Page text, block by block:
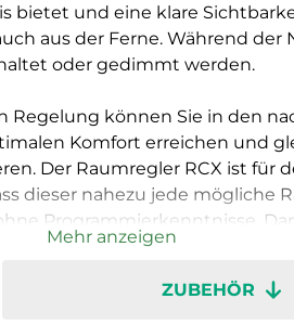
bietet und eine klare
aus der Ferne. Während der
oder gedimmt werden.
Regelung können Sie in den
Komfort erreichen und
Der Raumregler RCX ist für
dieser nahezu jede mögliche
Programmierkenntnisse.
lässt er sich zudem
Regler in verschiedenen
Mehr anzeigen
ZUBEHÖR